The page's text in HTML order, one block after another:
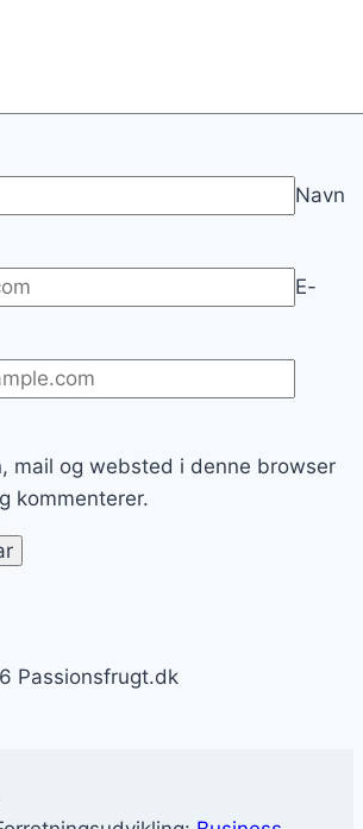
Navn
E-
mail og websted i denne browser
kommenterer.
Passionsfrugt.dk